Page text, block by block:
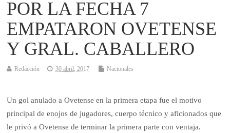
POR LA FECHA 7
EMPATARON OVETENSE
Y GRAL. CABALLERO
Redacción 30 abril, 2017 Nacionales
Un gol anulado a Ovetense en la primera etapa fue el motivo
principal de enojos de jugadores, cuerpo técnico y aficionados que
le privó a Ovetense de terminar la primera parte con ventaja.